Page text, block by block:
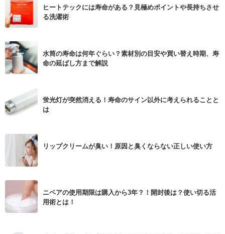
ヒートテックには寿命がある？見極めポイントや長持ちさせ
る洗濯術
水筒の寿命は何年ぐらい？素材別の目安や買い替え時期、寿
命の延ばし方まで解説
蛍光灯が突然消える！寿命のサイン以外に考えられることと
は
リップクリームが臭い！原因と臭くならない正しい使い方
ニベアの使用期限は購入から3年？！開封後は？使い切る活
用術とは！